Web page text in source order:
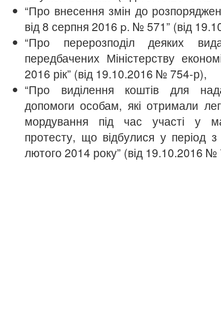
“Про внесення змін до
від 8 серпня 2016 p. № 571” (від
“Про перерозподіл деяких
передбачених Міністерству
2016 рік” (від 19.10.2016 № 754-р),
“Про виділення коштів для
допомоги особам, які отримали
мордування під час участі у
протесту, що відбулися у період
лютого 2014 року” (від 19.10.2016